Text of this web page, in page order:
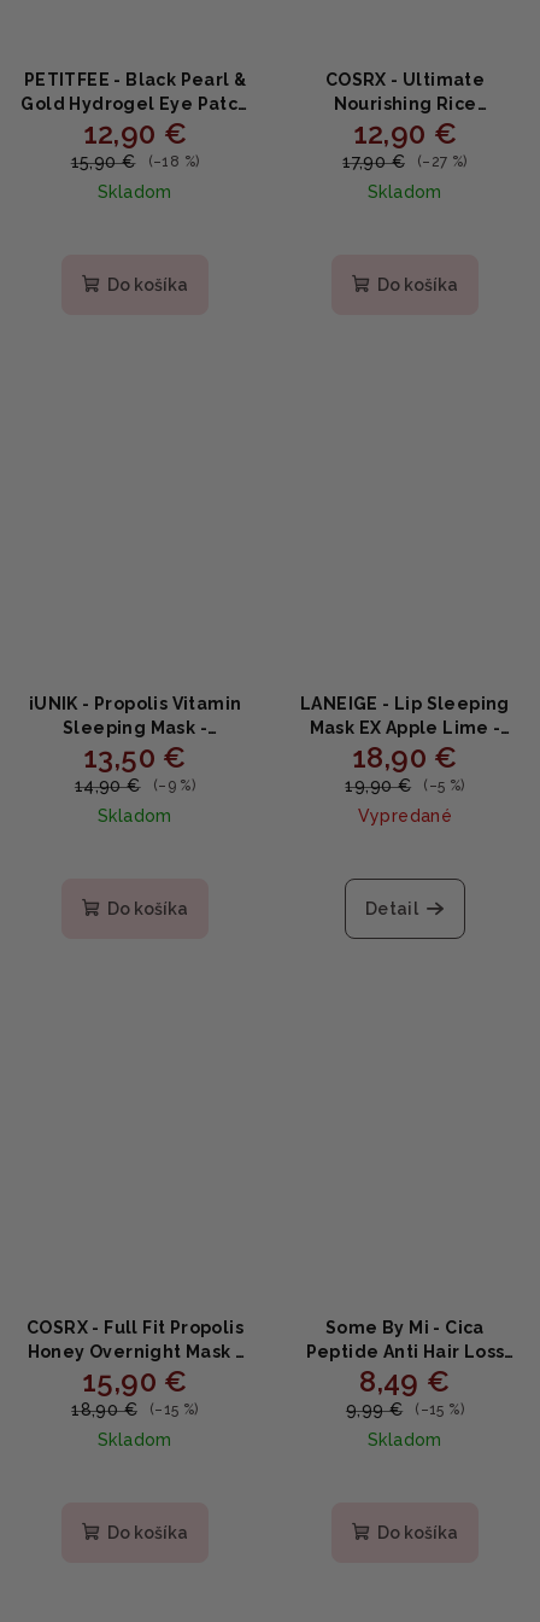
PETITFEE - Black Pearl &
Gold Hydrogel Eye Patch
- Hydrogélová maska na
očné okolie 60ks
12,90 €
15,90 € (–18 %)
Skladom
produktu
Do košíka
COSRX - Ultimate
Nourishing Rice
Overnight Spa Mask -
Rozjasňujúca nočná
maska s ryžovým
extraktom a
12,90 €
17,90 € (–27 %)
Skladom
produktu
Do košíka
iUNIK - Propolis Vitamin
Sleeping Mask -
vitamínová nočná maska
s propolisom 60ml
13,50 €
14,90 € (–9 %)
Skladom
Do košíka
LANEIGE - Lip Sleeping
Mask EX Apple Lime -
Nočná maska na pery
20g
18,90 €
19,90 € (–5 %)
Vypredané
Detail
COSRX - Full Fit Propolis
Honey Overnight Mask -
nočná maska 60ml
15,90 €
18,90 € (–15 %)
Skladom
produktu
Do košíka
Some By Mi - Cica
Peptide Anti Hair Loss
Derma Scalp Treatment
- Ošetrenie pokožky
hlavy proti vypadávaniu
vlasov 50ml
8,49 €
9,99 € (–15 %)
Skladom
Do košíka